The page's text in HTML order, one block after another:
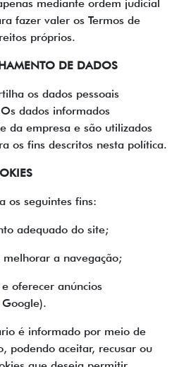
mediante ordem judicial
fazer valer os Termos de
próprios.
DE DADOS
os dados pessoais
dados informados
da empresa e são utilizados
os fins descritos nesta política.
os seguintes fins:
adequado do site;
a navegação;
oferecer anúncios
é informado por meio de
podendo aceitar, recusar ou